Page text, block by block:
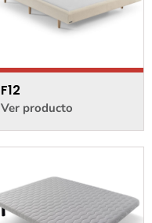
F12
Ver producto